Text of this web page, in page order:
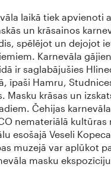
laikā tiek apvienoti
un krāsainos
spēlējot un dejojot
Karnevāla
ir saglabājušies
īpaši Hamru,
Masku krāsas un
Čehijas
nemateriālā
esošajā Veseli
muzejā var aplūkot
masku